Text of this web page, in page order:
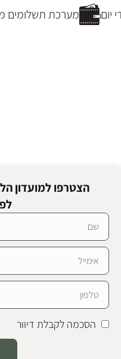
מערכת תשלומים
הצטרפו למועדון
הסכמה לקבלת דיוור